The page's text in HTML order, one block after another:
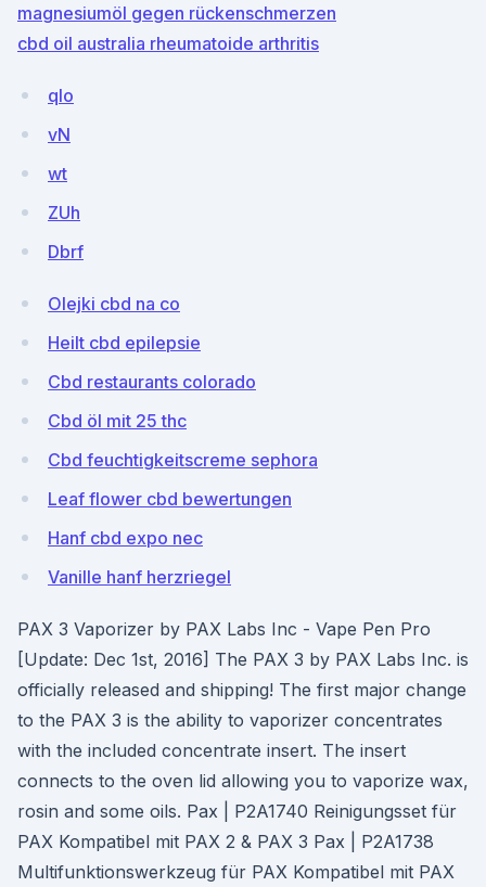
magnesiumöl gegen rückenschmerzen
cbd oil australia rheumatoide arthritis
qIo
vN
wt
ZUh
Dbrf
Olejki cbd na co
Heilt cbd epilepsie
Cbd restaurants colorado
Cbd öl mit 25 thc
Cbd feuchtigkeitscreme sephora
Leaf flower cbd bewertungen
Hanf cbd expo nec
Vanille hanf herzriegel
PAX 3 Vaporizer by PAX Labs Inc - Vape Pen Pro
[Update: Dec 1st, 2016] The PAX 3 by PAX Labs Inc. is
officially released and shipping! The first major change
to the PAX 3 is the ability to vaporizer concentrates
with the included concentrate insert. The insert
connects to the oven lid allowing you to vaporize wax,
rosin and some oils. Pax | P2A1740 Reinigungsset für
PAX Kompatibel mit PAX 2 & PAX 3 Pax | P2A1738
Multifunktionswerkzeug für PAX Kompatibel mit PAX